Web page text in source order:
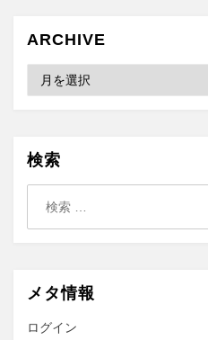
ARCHIVE
Archive
検索
メタ情報
ログイン